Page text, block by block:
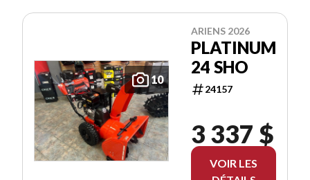
10
ARIENS 2026
PLATINUM
24 SHO
24157
3 337 $
VOIR LES